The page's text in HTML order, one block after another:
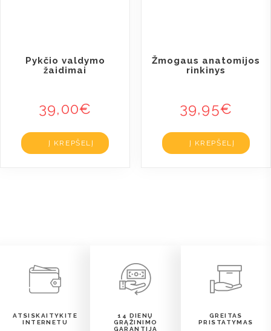
Pykčio valdymo
žaidimai
39,00€
Į KREPŠELĮ
Žmogaus anatomijos
rinkinys
39,95€
Į KREPŠELĮ
ATSISKAITYKITE
INTERNETU
14 DIENŲ
GRĄŽINIMO
GARANTIJA
GREITAS
PRISTATYMAS